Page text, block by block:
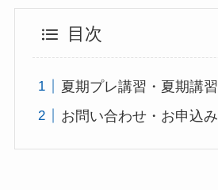
目次
夏期プレ講習・夏期講習
お問い合わせ・お申込み